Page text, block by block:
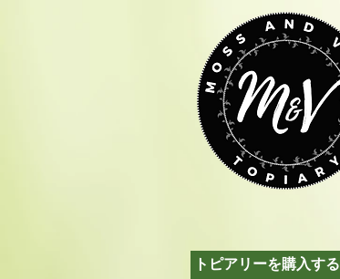
トピアリーを購入する